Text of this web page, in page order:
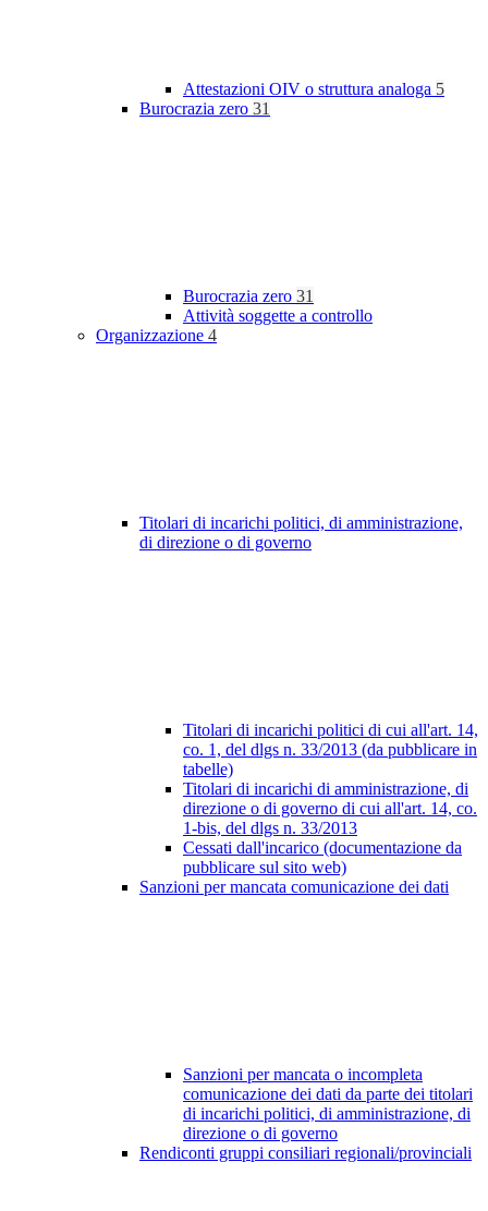
Attestazioni OIV o struttura analoga 5
Burocrazia zero 31
Burocrazia zero 31
Attività soggette a controllo
Organizzazione 4
Titolari di incarichi politici, di amministrazione,
di direzione o di governo
Titolari di incarichi politici di cui all'art. 14,
co. 1, del dlgs n. 33/2013 (da pubblicare in
tabelle)
Titolari di incarichi di amministrazione, di
direzione o di governo di cui all'art. 14, co.
1-bis, del dlgs n. 33/2013
Cessati dall'incarico (documentazione da
pubblicare sul sito web)
Sanzioni per mancata comunicazione dei dati
Sanzioni per mancata o incompleta
comunicazione dei dati da parte dei titolari
di incarichi politici, di amministrazione, di
direzione o di governo
Rendiconti gruppi consiliari regionali/provinciali